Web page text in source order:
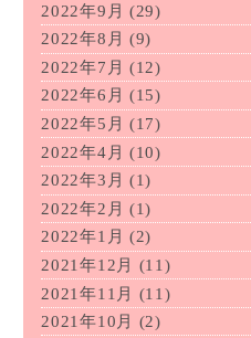
2022年9月 (29)
2022年8月 (9)
2022年7月 (12)
2022年6月 (15)
2022年5月 (17)
2022年4月 (10)
2022年3月 (1)
2022年2月 (1)
2022年1月 (2)
2021年12月
(11)
2021年11月 (11)
2021年10月
(2)